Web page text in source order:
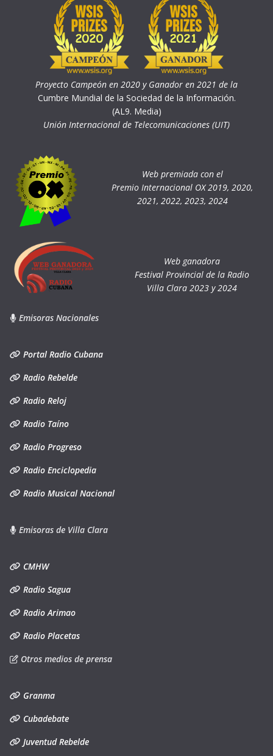
Proyecto Campeón en 2020 y Ganador en 2021 de la
Cumbre Mundial de la Sociedad de la Información.
(AL9. Media)
Unión Internacional de Telecomunicaciones (UIT)
Web premiada con el
Premio Internacional OX 2019, 2020,
2021, 2022, 2023, 2024
Web ganadora
Festival Provincial de la Radio
Villa Clara 2023 y 2024
Emisoras Nacionales
Portal Radio Cubana
Radio Rebelde
Radio Reloj
Radio Taíno
Radio Progreso
Radio Enciclopedia
Radio Musical Nacional
Emisoras de Villa Clara
CMHW
Radio Sagua
Radio Arimao
Radio Placetas
Otros medios de prensa
Granma
Cubadebate
Juventud Rebelde